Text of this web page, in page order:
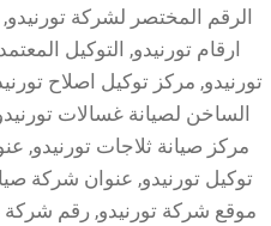
الرقم المختصر لشركة
ارقام تورنيدو, التوكيل
تورنيدو, مركز توكيل اصلاح
الساخن لصيانة غسالات
مركز صيانة ثلاجات تورنيدو,
توكيل تورنيدو, عنوان شركة
موقع شركة تورنيدو, رقم شركة